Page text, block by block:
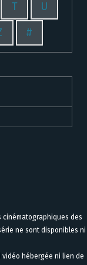
T U
#
des
ne sont disponibles ni
hébergée ni lien de